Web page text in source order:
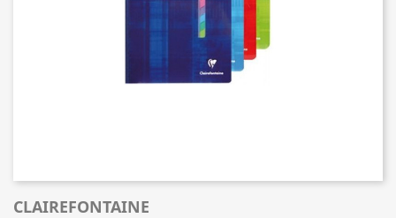
CLAIREFONTAINE